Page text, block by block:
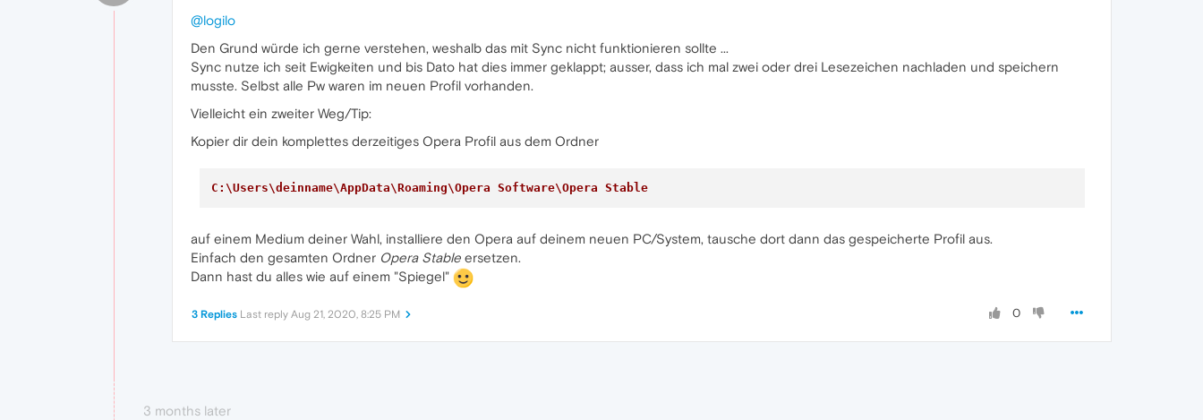
@logilo
Den Grund würde ich gerne verstehen, weshalb das mit Sync nicht funktionieren sollte ...
Sync nutze ich seit Ewigkeiten und bis Dato hat dies immer geklappt; ausser, dass ich mal zwei oder drei Lesezeichen nachladen und speichern
musste. Selbst alle Pw waren im neuen Profil vorhanden.
Vielleicht ein zweiter Weg/Tip:
Kopier dir dein komplettes derzeitiges Opera Profil aus dem Ordner
C:\Users\deinname\AppData\Roaming\Opera Software\Opera Stable
auf einem Medium deiner Wahl, installiere den Opera auf deinem neuen PC/System, tausche dort dann das gespeicherte Profil aus.
Einfach den gesamten Ordner Opera Stable ersetzen.
Dann hast du alles wie auf einem "Spiegel"
0
3 Replies Last reply Aug 21, 2020, 8:25 PM
3 months later